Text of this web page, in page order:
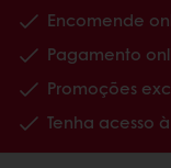
Encomende
Pagamento
Promoções
Tenha acesso